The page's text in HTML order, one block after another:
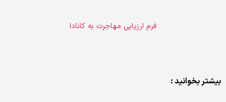
فرم ارزیابی مهاجرت به کانادا
بیشتر بخوانید :